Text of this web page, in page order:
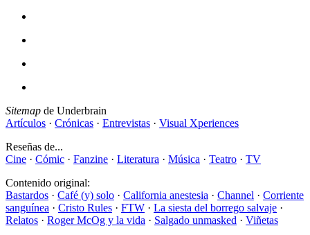
Sitemap de Underbrain
Artículos · Crónicas · Entrevistas · Visual Xperiences
Reseñas de...
Cine · Cómic · Fanzine · Literatura · Música · Teatro · TV
Contenido original:
Bastardos · Café (y) solo · California anestesia · Channel · Corriente
sanguínea · Cristo Rules · FTW · La siesta del borrego salvaje ·
Relatos · Roger McOg y la vida · Salgado unmasked · Viñetas